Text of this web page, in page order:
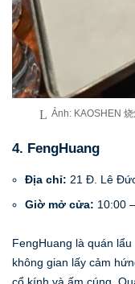
Ảnh: KAOSHEN
4. FengHuang
Địa chỉ: 21 Đ. Lê
Giờ mở cửa: 10:00
FengHuang là quán
không gian lấy cảm
cổ kính và ấm cúng.